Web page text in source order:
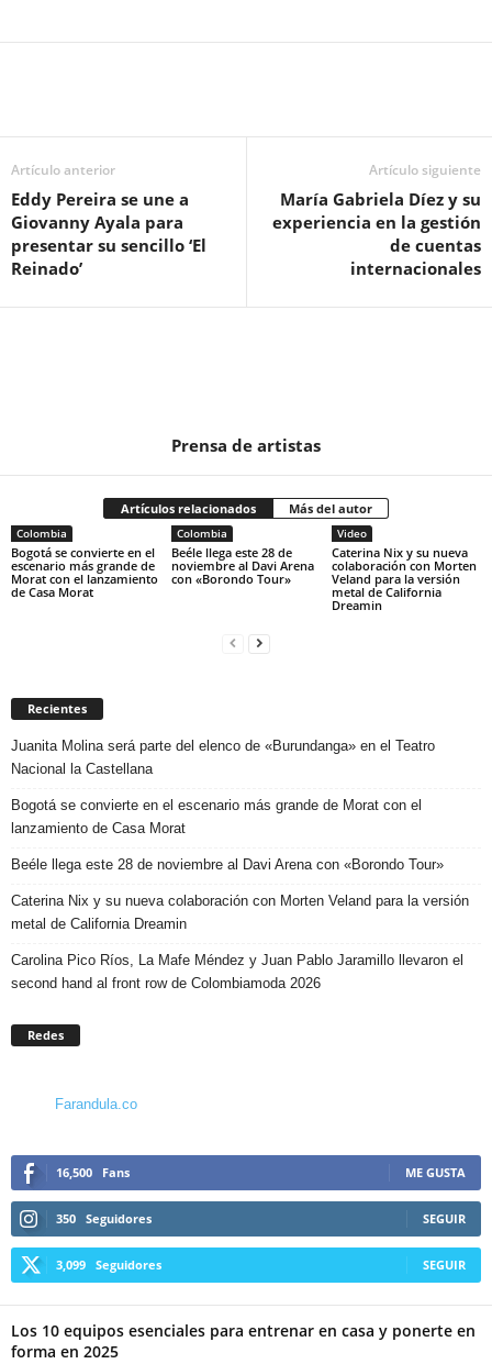
Artículo anterior
Eddy Pereira se une a
Giovanny Ayala para
presentar su sencillo ‘El
Reinado’
Artículo siguiente
María Gabriela Díez y su
experiencia en la gestión
de cuentas
internacionales
Prensa de artistas
Artículos relacionados Más del autor
Colombia
Bogotá se convierte en el
escenario más grande de
Morat con el lanzamiento
de Casa Morat
Colombia
Beéle llega este 28 de
noviembre al Davi Arena
con «Borondo Tour»
Video
Caterina Nix y su nueva
colaboración con Morten
Veland para la versión
metal de California
Dreamin
Recientes
Juanita Molina será parte del elenco de «Burundanga» en el Teatro
Nacional la Castellana
Bogotá se convierte en el escenario más grande de Morat con el
lanzamiento de Casa Morat
Beéle llega este 28 de noviembre al Davi Arena con «Borondo Tour»
Caterina Nix y su nueva colaboración con Morten Veland para la versión
metal de California Dreamin
Carolina Pico Ríos, La Mafe Méndez y Juan Pablo Jaramillo llevaron el
second hand al front row de Colombiamoda 2026
Redes
Farandula.co
16,500 Fans ME GUSTA
350 Seguidores SEGUIR
3,099 Seguidores SEGUIR
Los 10 equipos esenciales para entrenar en casa y ponerte en
forma en 2025